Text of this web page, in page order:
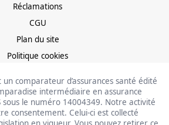
Réclamations
CGU
Plan du site
Politique cookies
comparateur d’assurances santé édité
intermédiaire en assurance
sous le numéro 14004349. Notre activité
consentement. Celui-ci est collecté